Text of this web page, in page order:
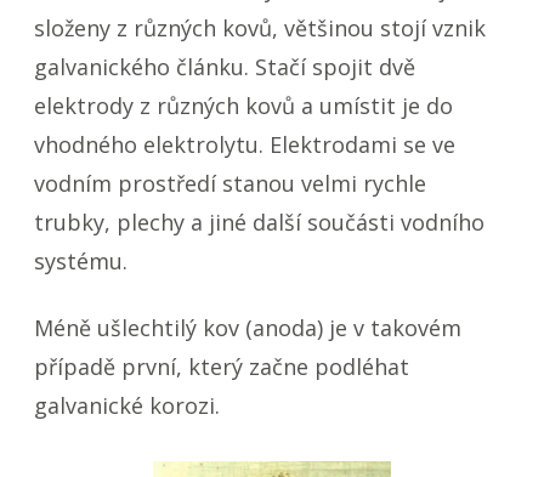
složeny z různých kovů, většinou stojí vznik
galvanického článku. Stačí spojit dvě
elektrody z různých kovů a umístit je do
vhodného elektrolytu. Elektrodami se ve
vodním prostředí stanou velmi rychle
trubky, plechy a jiné další součásti vodního
systému.
Méně ušlechtilý kov (anoda) je v takovém
případě první, který začne podléhat
galvanické korozi.